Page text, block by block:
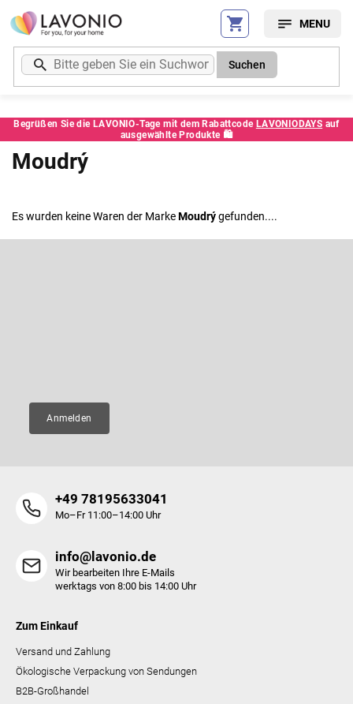
Zum
Inhalt
springen
Begrüßen Sie die LAVONIO-Tage mit dem Rabattcode LAVONIODAYS auf
ausgewählte Produkte 🛍️
Suchen
Moudrý
Es wurden keine Waren der MarkeMoudrýgefunden....
Anmelden
+49 78195633041
Mo–Fr 11:00–14:00 Uhr
info@lavonio.de
Wir bearbeiten Ihre E-Mails
werktags von 8:00 bis 14:00 Uhr
Zum Einkauf
Versand und Zahlung
Ökologische Verpackung von Sendungen
B2B-Großhandel